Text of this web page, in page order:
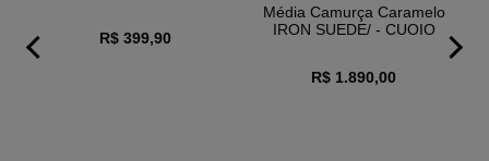
7,36CM 24,6 À 25,2
38 7,36CM 25,3 À 25,8
26,6 À 27
R$ 399,90
Média Camurça Caramelo
IRON SUEDE/ - CUOIO
R$ 1.890,00